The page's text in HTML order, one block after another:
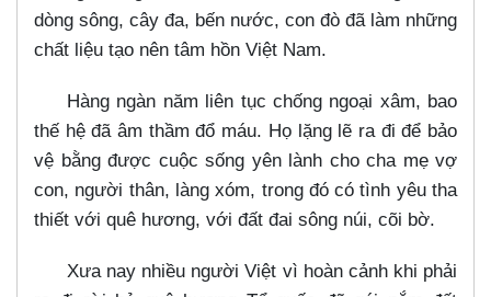
dòng sông, cây đa, bến nước, con đò đã làm những
chất liệu tạo nên tâm hồn Việt Nam.
Hàng ngàn năm liên tục chống ngoại xâm, bao
thế hệ đã âm thầm đổ máu. Họ lặng lẽ ra đi để bảo
vệ bằng được cuộc sống yên lành cho cha mẹ vợ
con, người thân, làng xóm, trong đó có tình yêu tha
thiết với quê hương, với đất đai sông núi, cõi bờ.
Xưa nay nhiều người Việt vì hoàn cảnh khi phải